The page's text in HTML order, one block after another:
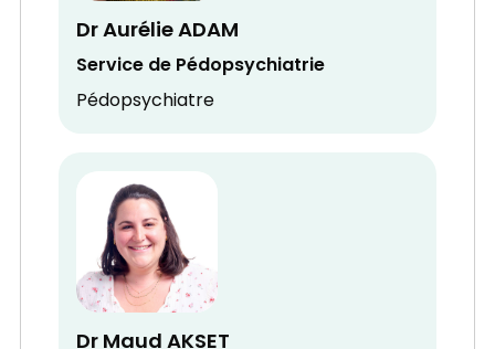
Dr Aurélie ADAM
Service de Pédopsychiatrie
Pédopsychiatre